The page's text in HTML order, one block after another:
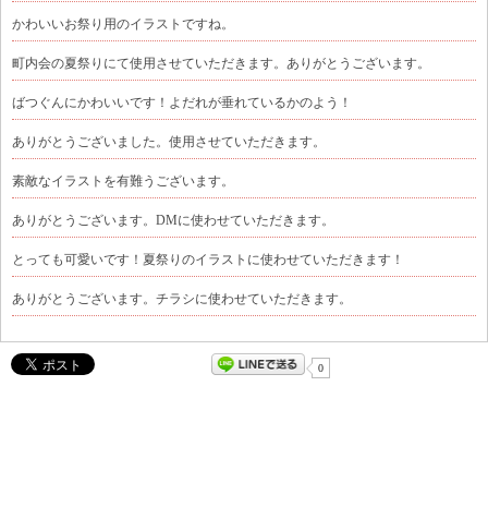
かわいいお祭り用のイラストですね。
町内会の夏祭りにて使用させていただきます。ありがとうございます。
ばつぐんにかわいいです！よだれが垂れているかのよう！
ありがとうございました。使用させていただきます。
素敵なイラストを有難うございます。
ありがとうございます。DMに使わせていただきます。
とっても可愛いです！夏祭りのイラストに使わせていただきます！
ありがとうございます。チラシに使わせていただきます。
0